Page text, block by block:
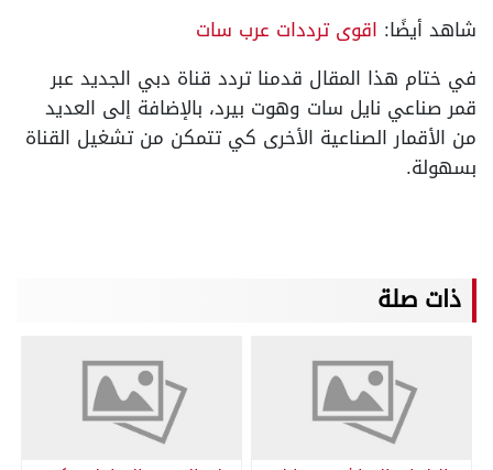
شاهد أيضًا: اقوى ترددات عرب سات
في ختام هذا المقال قدمنا تردد قناة دبي الجديد عبر
قمر صناعي نايل سات وهوت بيرد، بالإضافة إلى العديد
من الأقمار الصناعية الأخرى كي تتمكن من تشغيل القناة
بسهولة.
ذات صلة